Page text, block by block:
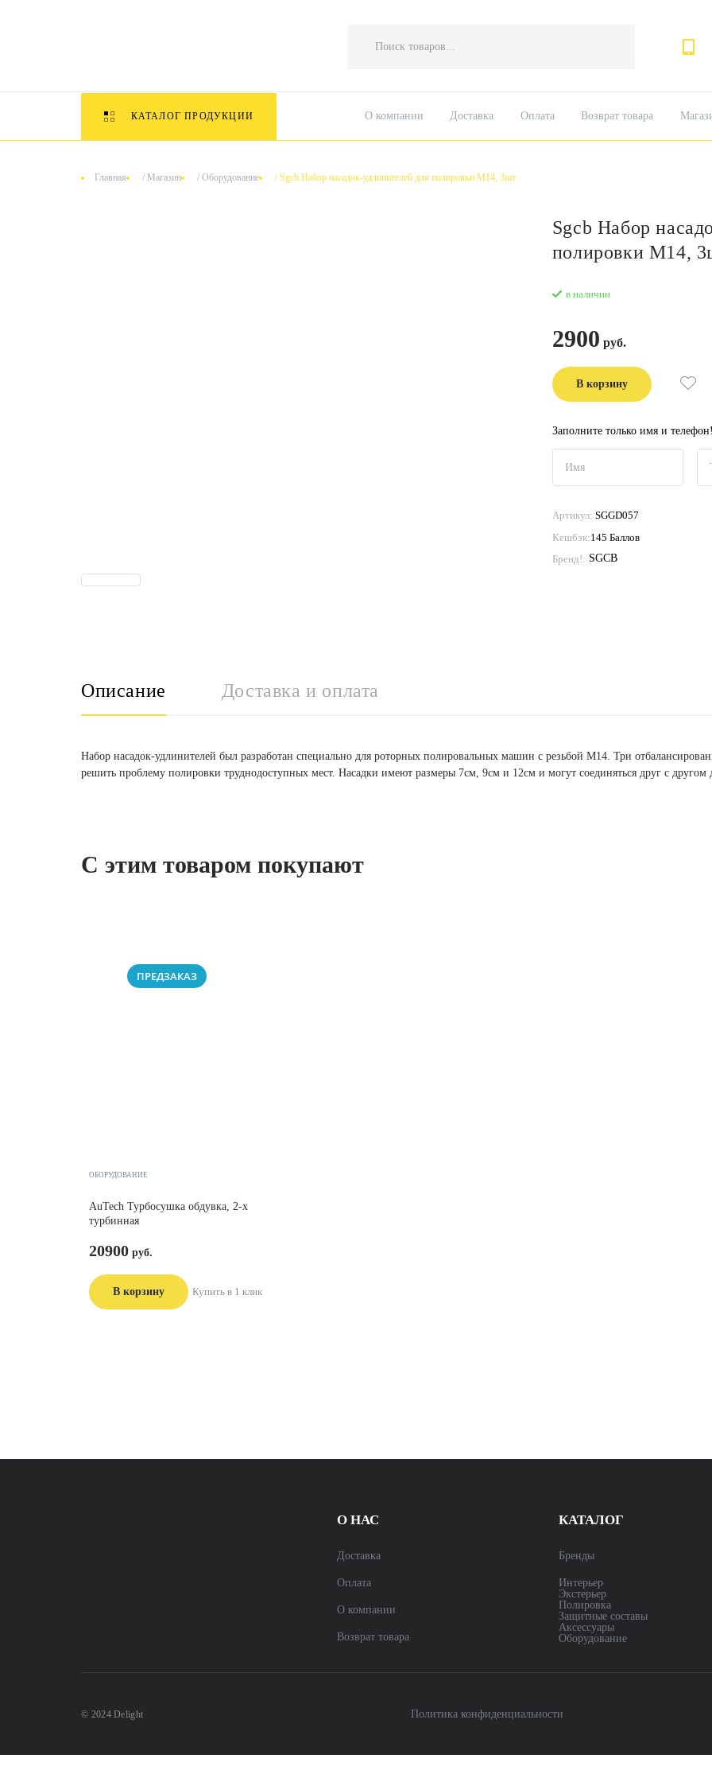
товаров
КАТАЛОГ ПРОДУКЦИИ О компании Доставка Оплата Возврат товара
Главная / Магазин / Оборудование /Sgcb Набор насадок-удлинителей для полировки М14, 3шт
Sgcb Набор
полировки М14,
в наличии
2900
В корзину
Заполните только имя и
Артикул: SGGD057
Кешбэк:145 Баллов
Бренд!: SGCB
Описание Доставка и оплата
Набор насадок-удлинителей был разработан специально для роторных полировальных машин с резьбой M14. Три
решить проблему полировки труднодоступных мест. Насадки имеют размеры 7см, 9см и 12см и могут соединяться друг с
С этим товаром покупают
ПРЕДЗАКАЗ
ОБОРУДОВАНИЕ
AuTech Турбосушка обдувка, 2-х
турбинная
20900
В корзину Купить в 1 клик
О НАС
Доставка
Оплата
О компании
Возврат товара
КАТАЛОГ
Бренды
Интерьер
Экстерьер
Полировка
Защитные составы
Аксессуары
Оборудование
© 2024 Delight Политика конфиденциальности